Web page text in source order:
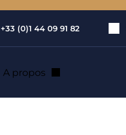
+33 (0)1 44 09 91 82
A propos